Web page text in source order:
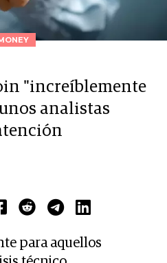
"increíblemente
analistas
para aquellos